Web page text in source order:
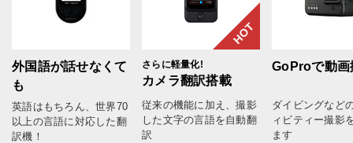
外国語が話せなくて
も
英語はもちろん、世界70
以上の言語に対応した翻
訳機！
HOT
さらに軽量化!
カメラ翻訳搭載
従来の機能に加え、撮影
した文字の言語を自動翻
訳
GoProで動画
ダイビングなど
ィビティー撮影
ます